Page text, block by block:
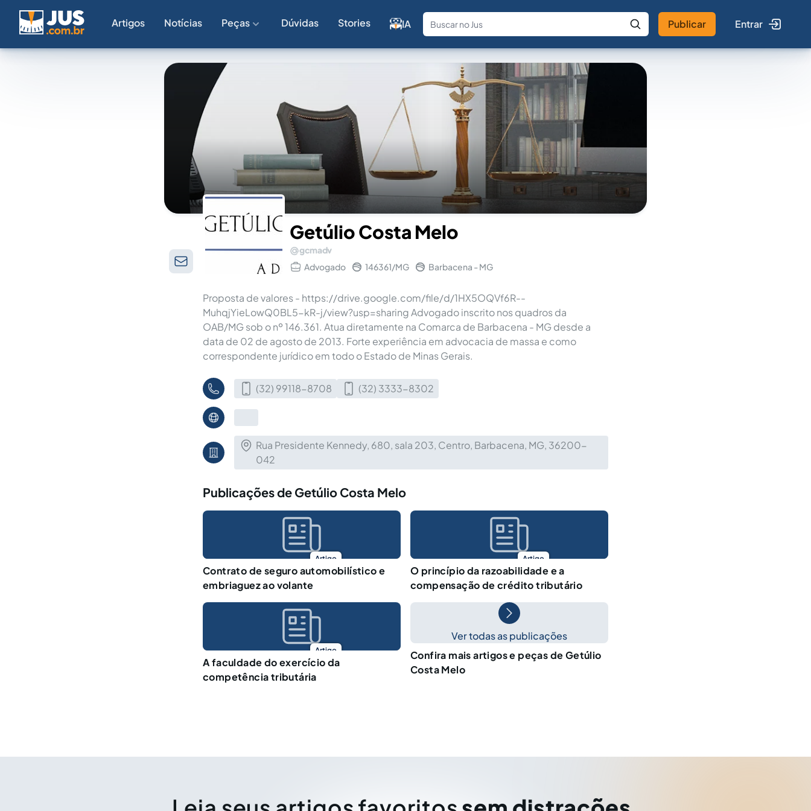
Artigos Notícias Peças Dúvidas Stories IA
Fale com a IA Buscar no Jus
Publicar Entrar
Getúlio Costa Melo
gcmadv
Advogado
146361/MG Barbacena - MG
Proposta de valores - https://drive.google.com/file/d/1HX5OQVf6R--
MuhqjYieLowQ0BL5-kR-j/view?usp=sharing Advogado inscrito nos quadros da
OAB/MG sob o nº 146.361. Atua diretamente na Comarca de Barbacena - MG desde a
data de 02 de agosto de 2013. Forte experiência em advocacia de massa e como
correspondente jurídico em todo o Estado de Minas Gerais.
(32) 99118-8708 (32) 3333-8302
Rua Presidente Kennedy, 680, sala 203, Centro, Barbacena, MG, 36200-
042
Publicações de Getúlio Costa Melo
Artigo
Contrato de seguro automobilístico e
embriaguez ao volante
Artigo
O princípio da razoabilidade e a
compensação de crédito tributário
Artigo
A faculdade do exercício da
competência tributária
Ver todas as publicações
Confira mais artigos e peças de Getúlio
Costa Melo